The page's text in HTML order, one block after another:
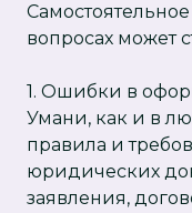
вопросах может
1. Ошибки в
Умани, как и в
правила и
юридических
заявления,